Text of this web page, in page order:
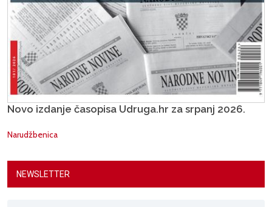
Novo izdanje časopisa Udruga.hr za srpanj 2026.
Narudžbenica
NEWSLETTER